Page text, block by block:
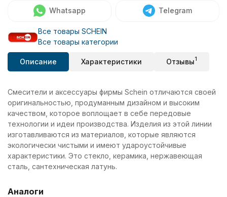
Whatsapp Telegram
Все товары SCHEIN
Все товары категории
Описание Характеристики Отзывы1
Смесители и аксессуары фирмы Schein отличаются своей
оригинальностью, продуманным дизайном и высоким
качеством, которое воплощает в себе передовые
технологии и идеи производства. Изделия из этой линии
изготавливаются из материалов, которые являются
экологически чистыми и имеют удароустойчивые
характеристики. Это стекло, керамика, нержавеющая
сталь, сантехническая латунь.
Аналоги